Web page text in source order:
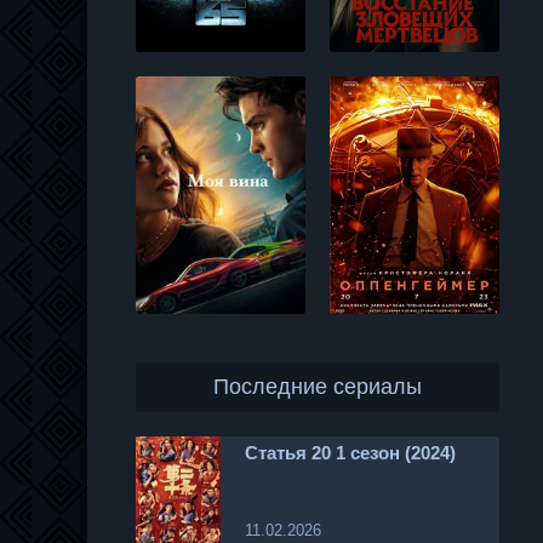
Последние сериалы
Статья 20 1 сезон (2024)
11.02.2026